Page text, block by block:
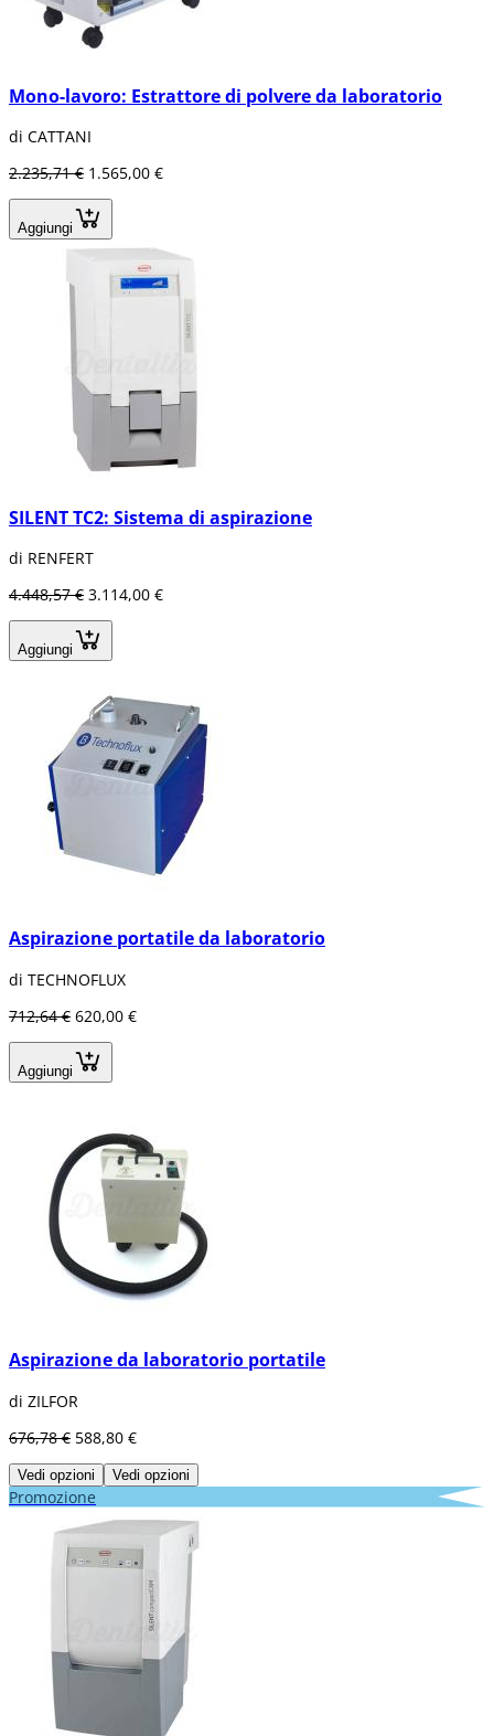
Mono-lavoro: Estrattore di polvere da laboratorio
di CATTANI
2.235,71 € 1.565,00 €
Aggiungi
SILENT TC2: Sistema di aspirazione
di RENFERT
4.448,57 € 3.114,00 €
Aggiungi
Aspirazione portatile da laboratorio
di TECHNOFLUX
712,64 € 620,00 €
Aggiungi
Aspirazione da laboratorio portatile
di ZILFOR
676,78 € 588,80 €
Vedi opzioni Vedi opzioni
Promozione